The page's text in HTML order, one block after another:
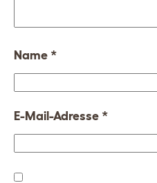
Name *
E-Mail-Adresse *